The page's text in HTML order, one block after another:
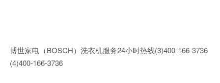
博世家电（BOSCH）洗衣机服务24小时热线(3)400-166-3736
(4)400-166-3736